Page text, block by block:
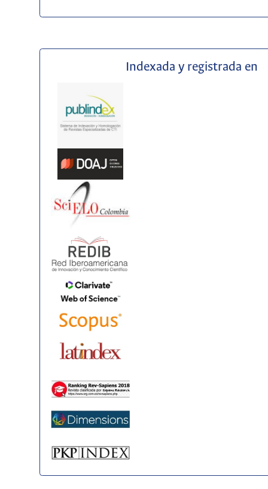
Indexada y registrada en